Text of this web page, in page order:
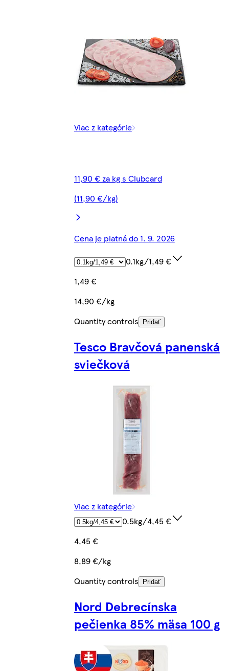
Viac z kategórie
11,90 € za kg s Clubcard
(11,90 €/kg)
Cena je platná do 1. 9. 2026
0.1kg/1,49 €
1,49 €
14,90 €/kg
Quantity controls
Pridať
Tesco Bravčová panenská
sviečková
Viac z kategórie
0.5kg/4,45 €
4,45 €
8,89 €/kg
Quantity controls
Pridať
Nord Debrecínska
pečienka 85% mäsa 100 g